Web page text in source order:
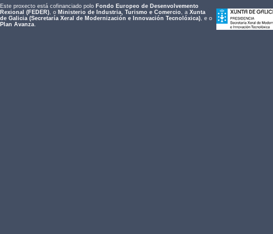
Este proxecto está cofinanciado polo Fondo Europeo de Desenvolvemento
Rexional (FEDER), o Ministerio de Industria, Turismo e Comercio, a Xunta
de Galicia (Secretaría Xeral de Modernización e Innovación Tecnolóxica), e o
Plan Avanza.